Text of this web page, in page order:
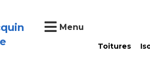
Menu
Toitures